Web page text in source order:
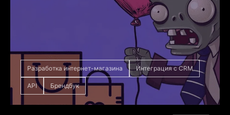
Разработка интернет-магазина Интеграция с CRM
API Брендбук